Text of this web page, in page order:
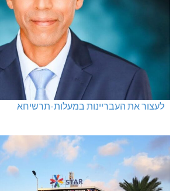
נחש במטה אשר, נפילה במעלות, תאונה